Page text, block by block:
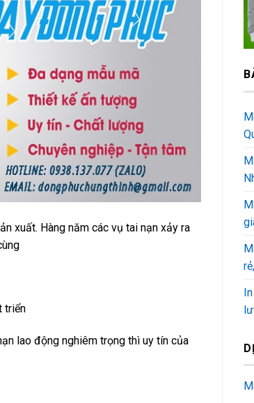
xuất. Hàng năm các vụ tai nạn xảy ra
triển
lao động nghiêm trọng thì uy tín của